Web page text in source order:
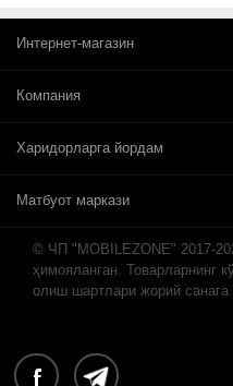
Интернет-магазин
Компания
Харидорларга йордам
Матбуот маркази
© ЧП "MOBILEZONE" 2017-
ҳимояланган. Товарларнинг
олиш шартлари жорий